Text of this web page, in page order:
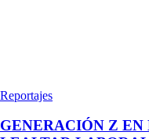
Reportajes
GENERACIÓN Z